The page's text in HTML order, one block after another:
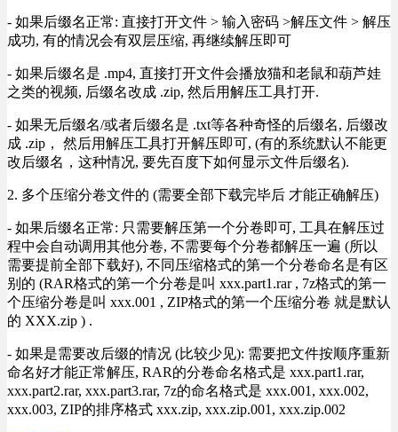
- 如果后缀名正常: 直接打开文件 > 输入密码 >解压文件 > 解压
成功, 有的情况会有双层压缩, 再继续解压即可
- 如果后缀名是 .mp4, 直接打开文件会播放猫和老鼠和葫芦娃
之类的视频, 后缀名改成 .zip, 然后用解压工具打开.
- 如果无后缀名/或者后缀名是 .txt等各种奇怪的后缀名, 后缀改
成 .zip， 然后用解压工具打开解压即可, (有的系统默认不能更
改后缀名，这种情况, 要先百度下如何显示文件后缀名).
2. 多个压缩分卷文件的 (需要全部下载完毕后 才能正确解压)
- 如果后缀名正常: 只需要解压第一个分卷即可, 工具在解压过
程中会自动调用其他分卷, 不需要每个分卷都解压一遍 (所以
需要提前全部下载好), 不同压缩格式的第一个分卷命名是有区
别的 (RAR格式的第一个分卷是叫 xxx.part1.rar , 7z格式的第一
个压缩分卷是叫 xxx.001 , ZIP格式的第一个压缩分卷 就是默认
的 XXX.zip ) .
- 如果是需要改后缀的情况 (比较少见): 需要把文件按顺序重新
命名好才能正常解压, RAR的分卷命名格式是 xxx.part1.rar,
xxx.part2.rar, xxx.part3.rar, 7z的命名格式是 xxx.001, xxx.002,
xxx.003, ZIP的排序格式 xxx.zip, xxx.zip.001, xxx.zip.002